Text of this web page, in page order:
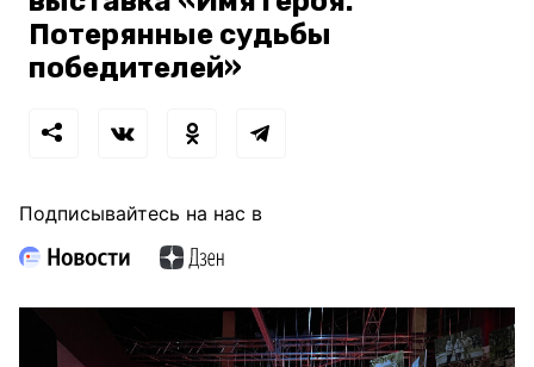
Потерянные судьбы
победителей»
Подписывайтесь на нас в